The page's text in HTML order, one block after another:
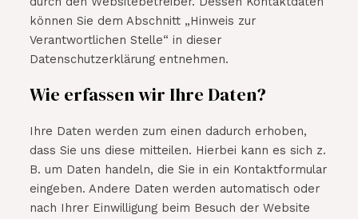
können Sie dem Abschnitt „Hinweis zur
Verantwortlichen Stelle“ in dieser
Datenschutzerklärung entnehmen.
Wie erfassen wir Ihre Daten?
Ihre Daten werden zum einen dadurch erhoben,
dass Sie uns diese mitteilen. Hierbei kann es sich z.
B. um Daten handeln, die Sie in ein Kontaktformular
eingeben. Andere Daten werden automatisch oder
nach Ihrer Einwilligung beim Besuch der Website